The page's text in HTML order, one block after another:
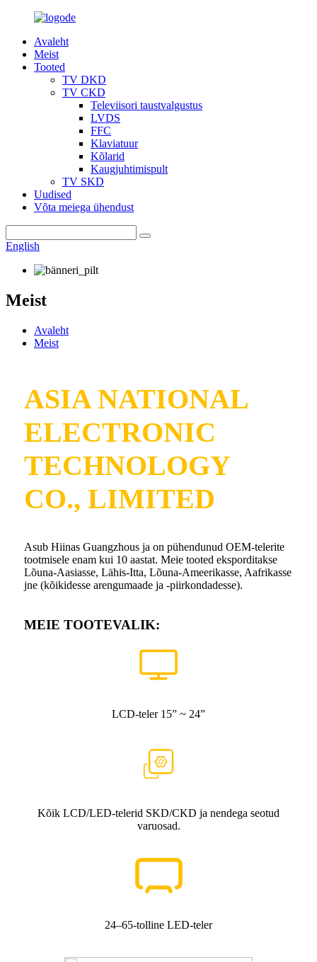
Avaleht
Meist
Tooted
TV DKD
TV CKD
Televiisori taustvalgustus
LVDS
FFC
Klaviatuur
Kõlarid
Kaugjuhtimispult
TV SKD
Uudised
Võta meiega ühendust
English
Meist
Avaleht
Meist
ASIA NATIONAL
ELECTRONIC
TECHNOLOGY
CO., LIMITED
Asub Hiinas Guangzhous ja on pühendunud OEM-telerite
tootmisele enam kui 10 aastat. Meie tooted eksporditakse
Lõuna-Aasiasse, Lähis-Itta, Lõuna-Ameerikasse, Aafrikasse
jne (kõikidesse arengumaade ja -piirkondadesse).
MEIE TOOTEVALIK:
LCD-teler 15” ~ 24”
Kõik LCD/LED-telerid SKD/CKD ja nendega seotud
varuosad.
24–65-tolline LED-teler